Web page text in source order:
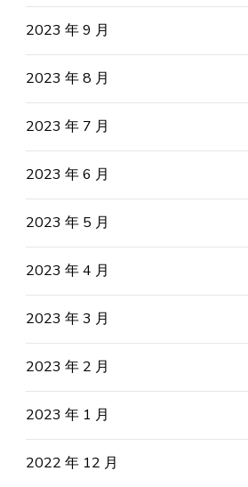
2023 年 9 月
2023 年 8 月
2023 年 7 月
2023 年 6 月
2023 年 5 月
2023 年 4 月
2023 年 3 月
2023 年 2 月
2023 年 1 月
2022 年 12 月